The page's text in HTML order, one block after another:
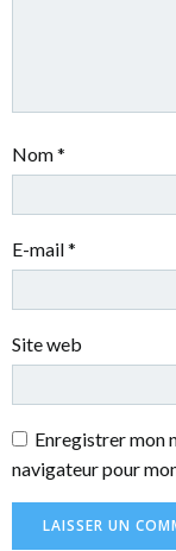
Nom*
E-mail*
Site web
Enregistrer mon
navigateur pour